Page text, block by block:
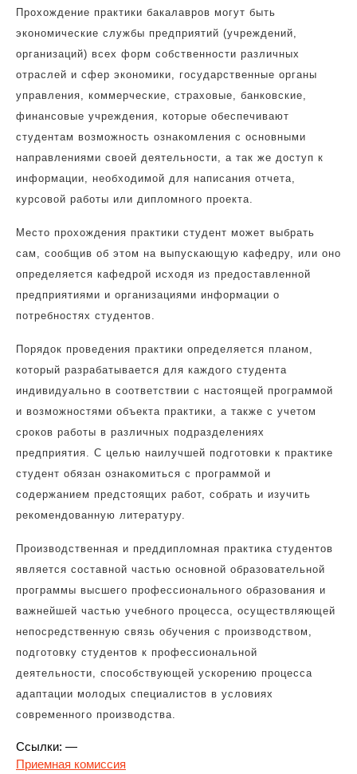
Прохождение практики бакалавров могут быть
экономические службы предприятий (учреждений,
организаций) всех форм собственности различных
отраслей и сфер экономики, государственные органы
управления, коммерческие, страховые, банковские,
финансовые учреждения, которые обеспечивают
студентам возможность ознакомления с основными
направлениями своей деятельности, а так же доступ к
информации, необходимой для написания отчета,
курсовой работы или дипломного проекта.
Место прохождения практики студент может выбрать
сам, сообщив об этом на выпускающую кафедру, или оно
определяется кафедрой исходя из предоставленной
предприятиями и организациями информации о
потребностях студентов.
Порядок проведения практики определяется планом,
который разрабатывается для каждого студента
индивидуально в соответствии с настоящей программой
и возможностями объекта практики, а также с учетом
сроков работы в различных подразделениях
предприятия. С целью наилучшей подготовки к практике
студент обязан ознакомиться с программой и
содержанием предстоящих работ, собрать и изучить
рекомендованную литературу.
Производственная и преддипломная практика студентов
является составной частью основной образовательной
программы высшего профессионального образования и
важнейшей частью учебного процесса, осуществляющей
непосредственную связь обучения с производством,
подготовку студентов к профессиональной
деятельности, способствующей ускорению процесса
адаптации молодых специалистов в условиях
современного производства.
Ссылки: —
Приемная комиссия